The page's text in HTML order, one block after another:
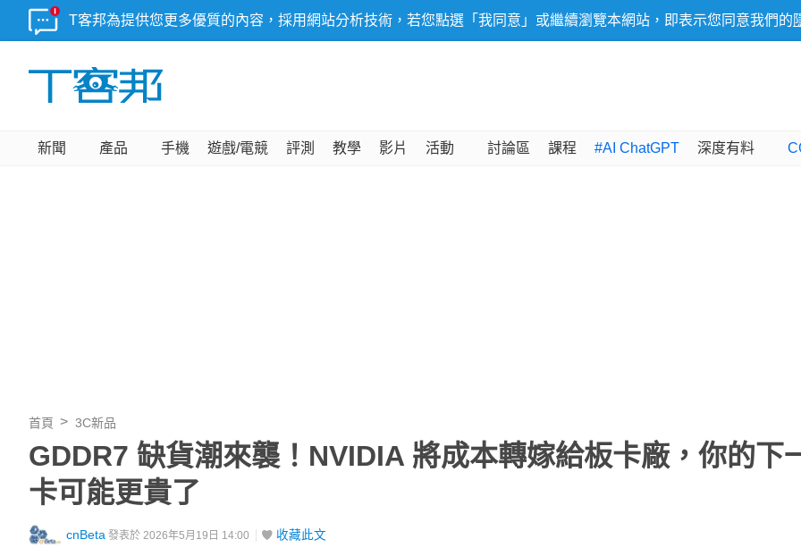
T客邦為提供您更多優質的內容，採用網站分析技術，若您點選「我同意」或繼續瀏覽本網站，即表示您同意我們的
新聞 產品 手機 遊戲/電競 評測 教學 影片 活動 討論區 課程 #AI ChatGPT 深度有料
首頁 3C新品
GDDR7 缺貨潮來襲！NVIDIA 將成本轉嫁給板卡廠，你的下
卡可能更貴了
cnBeta 發表於 2026年5月19日 14:00 收藏此文